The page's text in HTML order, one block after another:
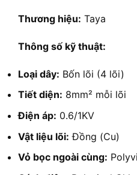
Thương hiệu: Taya
Thông số kỹ thuật:
Loại dây: Bốn lõi (4 lõi)
Tiết diện: 8mm² mỗi lõi
Điện áp: 0.6/1KV
Vật liệu lõi: Đồng (Cu)
Vỏ bọc ngoài cùng: